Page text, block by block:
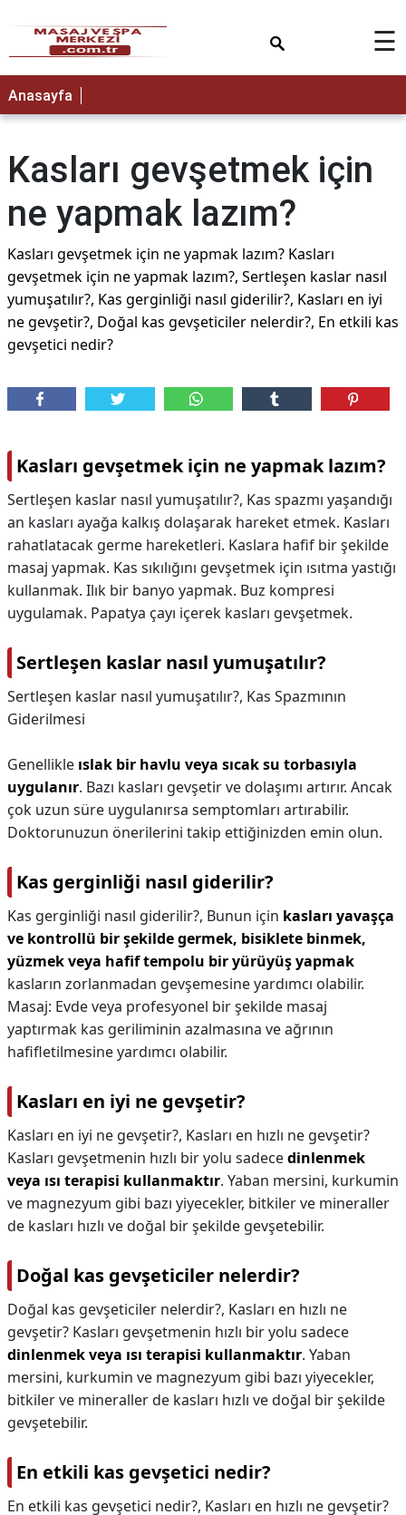
☰
Anasayfa
Kasları gevşetmek için
ne yapmak lazım?
Kasları gevşetmek için ne yapmak lazım? Kasları
gevşetmek için ne yapmak lazım?, Sertleşen kaslar nasıl
yumuşatılır?, Kas gerginliği nasıl giderilir?, Kasları en iyi
ne gevşetir?, Doğal kas gevşeticiler nelerdir?, En etkili kas
gevşetici nedir?
Kasları gevşetmek için ne yapmak lazım?
Sertleşen kaslar nasıl yumuşatılır?, Kas spazmı yaşandığı
an kasları ayağa kalkış dolaşarak hareket etmek. Kasları
rahatlatacak germe hareketleri. Kaslara hafif bir şekilde
masaj yapmak. Kas sıkılığını gevşetmek için ısıtma yastığı
kullanmak. Ilık bir banyo yapmak. Buz kompresi
uygulamak. Papatya çayı içerek kasları gevşetmek.
Sertleşen kaslar nasıl yumuşatılır?
Sertleşen kaslar nasıl yumuşatılır?, Kas Spazmının
Giderilmesi
Genellikle ıslak bir havlu veya sıcak su torbasıyla
uygulanır. Bazı kasları gevşetir ve dolaşımı artırır. Ancak
çok uzun süre uygulanırsa semptomları artırabilir.
Doktorunuzun önerilerini takip ettiğinizden emin olun.
Kas gerginliği nasıl giderilir?
Kas gerginliği nasıl giderilir?, Bunun için kasları yavaşça
ve kontrollü bir şekilde germek, bisiklete binmek,
yüzmek veya hafif tempolu bir yürüyüş yapmak
kasların zorlanmadan gevşemesine yardımcı olabilir.
Masaj: Evde veya profesyonel bir şekilde masaj
yaptırmak kas geriliminin azalmasına ve ağrının
hafifletilmesine yardımcı olabilir.
Kasları en iyi ne gevşetir?
Kasları en iyi ne gevşetir?, Kasları en hızlı ne gevşetir?
Kasları gevşetmenin hızlı bir yolu sadecedinlenmek
veya ısı terapisi kullanmaktır. Yaban mersini, kurkumin
ve magnezyum gibi bazı yiyecekler, bitkiler ve mineraller
de kasları hızlı ve doğal bir şekilde gevşetebilir.
Doğal kas gevşeticiler nelerdir?
Doğal kas gevşeticiler nelerdir?, Kasları en hızlı ne
gevşetir? Kasları gevşetmenin hızlı bir yolu sadece
dinlenmek veya ısı terapisi kullanmaktır. Yaban
mersini, kurkumin ve magnezyum gibi bazı yiyecekler,
bitkiler ve mineraller de kasları hızlı ve doğal bir şekilde
gevşetebilir.
En etkili kas gevşetici nedir?
En etkili kas gevşetici nedir?, Kasları en hızlı ne gevşetir?